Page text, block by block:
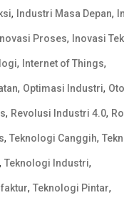
, Industri Masa Depan,
Inovasi Proses, Inovasi
, Internet of Things,
, Optimasi Industri,
, Revolusi Industri 4.0,
, Teknologi Canggih,
, Teknologi Industri,
, Teknologi Pintar,